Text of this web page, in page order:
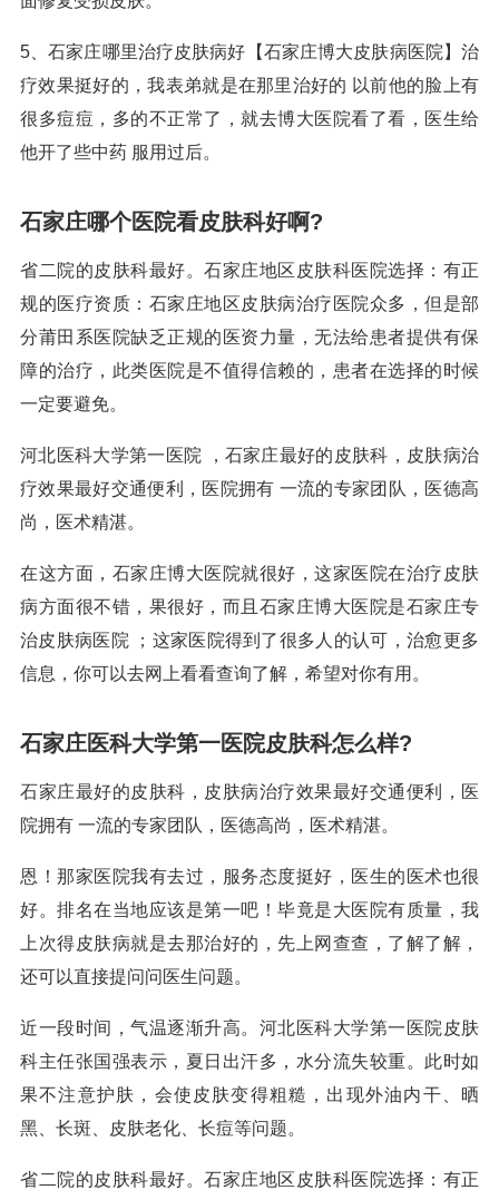
5、石家庄哪里治疗皮肤病好【石家庄博大皮肤病医院】治
疗效果挺好的，我表弟就是在那里治好的 以前他的脸上有
很多痘痘，多的不正常了，就去博大医院看了看，医生给
他开了些中药 服用过后。
石家庄哪个医院看皮肤科好啊?
省二院的皮肤科最好。石家庄地区皮肤科医院选择：有正
规的医疗资质：石家庄地区皮肤病治疗医院众多，但是部
分莆田系医院缺乏正规的医资力量，无法给患者提供有保
障的治疗，此类医院是不值得信赖的，患者在选择的时候
一定要避免。
河北医科大学第一医院 ，石家庄最好的皮肤科，皮肤病治
疗效果最好交通便利，医院拥有 一流的专家团队，医德高
尚，医术精湛。
在这方面，石家庄博大医院就很好，这家医院在治疗皮肤
病方面很不错，果很好，而且石家庄博大医院是石家庄专
治皮肤病医院 ；这家医院得到了很多人的认可，治愈更多
信息，你可以去网上看看查询了解，希望对你有用。
石家庄医科大学第一医院皮肤科怎么样?
石家庄最好的皮肤科，皮肤病治疗效果最好交通便利，医
院拥有 一流的专家团队，医德高尚，医术精湛。
恩！那家医院我有去过，服务态度挺好，医生的医术也很
好。排名在当地应该是第一吧！毕竟是大医院有质量，我
上次得皮肤病就是去那治好的，先上网查查，了解了解，
还可以直接提问问医生问题。
近一段时间，气温逐渐升高。河北医科大学第一医院皮肤
科主任张国强表示，夏日出汗多，水分流失较重。此时如
果不注意护肤，会使皮肤变得粗糙，出现外油内干、晒
黑、长斑、皮肤老化、长痘等问题。
省二院的皮肤科最好。石家庄地区皮肤科医院选择：有正